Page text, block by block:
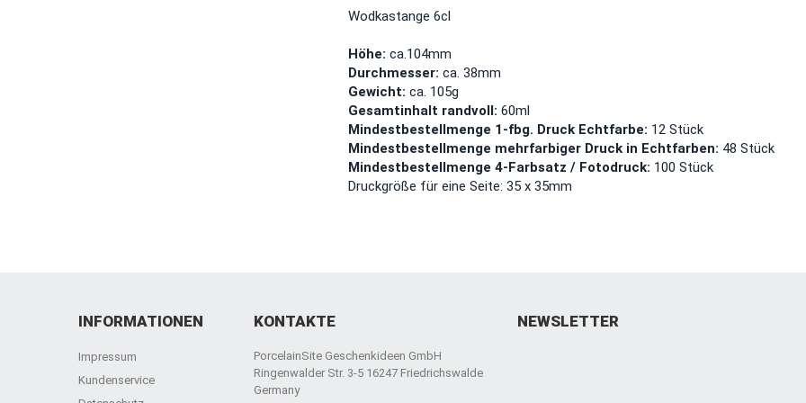
Wodkastange 6cl
Höhe: ca.104mm
Durchmesser: ca. 38mm
Gewicht: ca. 105g
Gesamtinhalt randvoll: 60ml
Mindestbestellmenge 1-fbg. Druck Echtfarbe: 12 Stück
Mindestbestellmenge mehrfarbiger Druck in Echtfarben: 48 Stück
Mindestbestellmenge 4-Farbsatz / Fotodruck: 100 Stück
Druckgröße für eine Seite: 35 x 35mm
INFORMATIONEN
Impressum
Kundenservice
KONTAKTE
PorcelainSite Geschenkideen GmbH
Ringenwalder Str. 3-5 16247 Friedrichswalde
Germany
NEWSLETTER